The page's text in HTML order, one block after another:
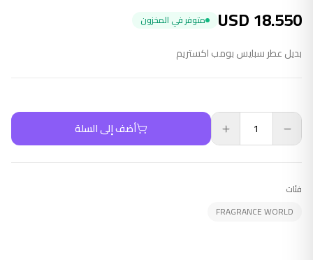
USD18.550 متوفر في المخزون
بديل عطر سبايس بومب اكستريم
أضف إلى السلة
فئات
FRAGRANCE WORLD